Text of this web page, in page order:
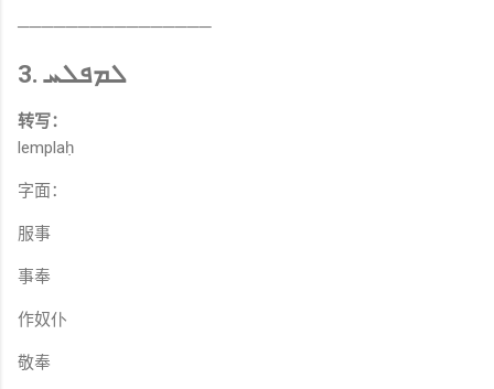
────────────────
3. ܠܡܦܠܚ
转写：
lemplaḥ
字面：
服事
事奉
作奴仆
敬奉